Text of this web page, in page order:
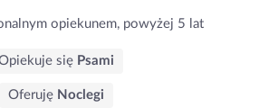
opiekunem, powyżej 5 lat
się Psami
Oferuję Noclegi